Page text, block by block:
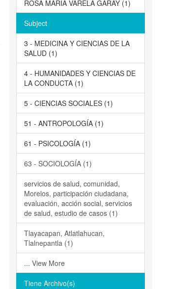
ROSA MARIA VARELA GARAY (1)
Subject
3 - MEDICINA Y CIENCIAS DE LA
SALUD (1)
4 - HUMANIDADES Y CIENCIAS DE
LA CONDUCTA (1)
5 - CIENCIAS SOCIALES (1)
51 - ANTROPOLOGÍA (1)
61 - PSICOLOGÍA (1)
63 - SOCIOLOGÍA (1)
servicios de salud, comunidad,
Morelos, participación ciudadana,
evaluación, acción social, servicios
de salud, estudio de casos (1)
Tlayacapan, Atlatlahucan,
Tlalnepantla (1)
... View More
Tiene Archivo(s)